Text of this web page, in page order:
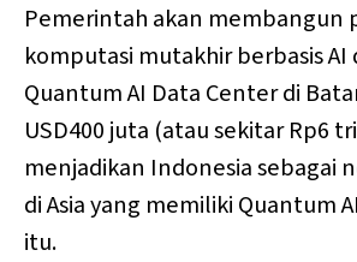
Pemerintah akan membangun
komputasi mutakhir berbasis
Quantum AI Data Center di
USD400 juta (atau sekitar Rp6
menjadikan Indonesia sebagai
di Asia yang memiliki Quantum
itu.